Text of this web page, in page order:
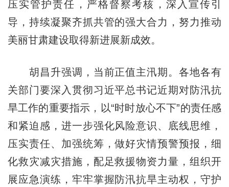
压实管护责任，严格督察考核，深入宣传引
导，持续凝聚齐抓共管的强大合力，努力推动
美丽甘肃建设取得新进展新成效。
胡昌升强调，当前正值主汛期。各地各有
关部门要深入贯彻习近平总书记近期对防汛抗
旱工作的重要指示，以“时时放心不下”的责任感
和紧迫感，进一步强化风险意识、底线思维，
压实责任、加强统筹，做好灾情预警预报，细
化救灾减灾措施，配足救援物资力量，组织开
展应急演练，牢牢掌握防汛抗旱主动权，守护